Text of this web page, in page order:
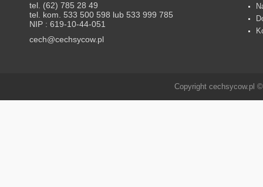
tel. (62) 785 28 49
tel. kom. 533 500 598 lub 533 999 785
NIP : 619-10-44-051
cech@cechsycow.pl
Copyright cechsycow.pl